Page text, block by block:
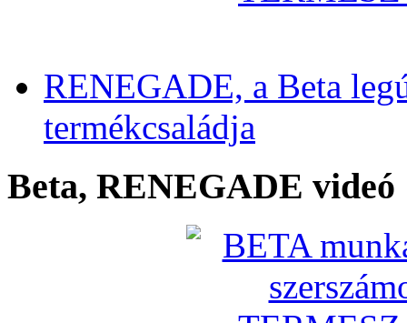
RENEGADE, a Beta
termékcsaládja
Beta, RENEGADE videó